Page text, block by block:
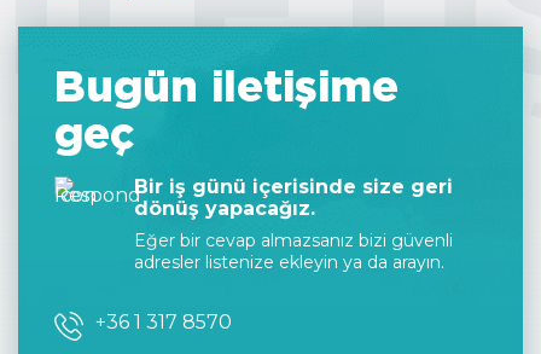
Bugün iletişime
geç
Bir iş günü içerisinde size geri
dönüş yapacağız.
Eğer bir cevap almazsanız bizi güvenli
adresler listenize ekleyin ya da arayın.
+36 1 317 8570